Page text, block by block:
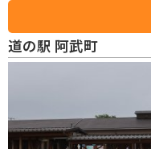
の夕方に行くと夕日が海に反
おり散策もでき、鳥居を抜け
道の駅 阿武町